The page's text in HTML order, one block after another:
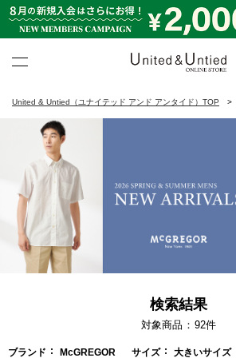
United & Untied（ユナイテッド アンド アンタイド）TOP
検索結果
対象商品 92件
ブランド McGREGOR サイズ 大きいサイズ